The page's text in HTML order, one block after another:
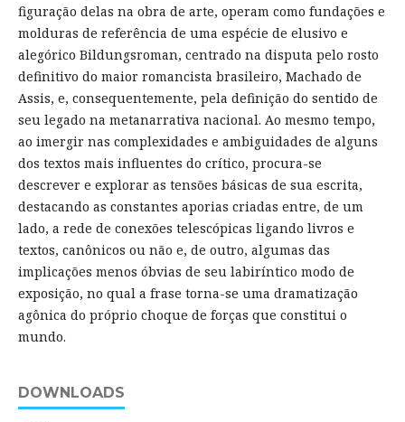
figuração delas na obra de arte, operam como fundações e
molduras de referência de uma espécie de elusivo e
alegórico Bildungsroman, centrado na disputa pelo rosto
definitivo do maior romancista brasileiro, Machado de
Assis, e, consequentemente, pela definição do sentido de
seu legado na metanarrativa nacional. Ao mesmo tempo,
ao imergir nas complexidades e ambiguidades de alguns
dos textos mais influentes do crítico, procura-se
descrever e explorar as tensões básicas de sua escrita,
destacando as constantes aporias criadas entre, de um
lado, a rede de conexões telescópicas ligando livros e
textos, canônicos ou não e, de outro, algumas das
implicações menos óbvias de seu labiríntico modo de
exposição, no qual a frase torna-se uma dramatização
agônica do próprio choque de forças que constitui o
mundo.
DOWNLOADS